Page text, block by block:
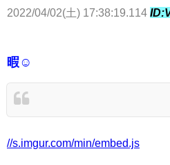
2022/04/02(土) 17:38:19.114
暇☺
//s.imgur.com/min/embed.js